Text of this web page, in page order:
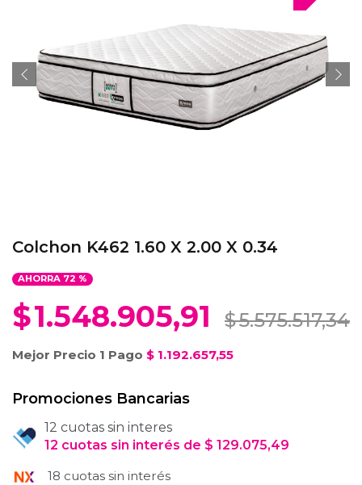
Colchon K462 1.60 X 2.00 X 0.34
AHORRA 72 %
$1.548.905,91 $5.575.517,34
Mejor Precio 1 Pago $ 1.192.657,55
Promociones Bancarias
12 cuotas sin interes
12 cuotas sin interés de $ 129.075,49
18 cuotas sin interés